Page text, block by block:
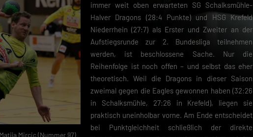
Mircic (Nummer 97)
immer weit oben erwarteten SG Schalksmühle-
Halver Dragons (28:4 Punkte) und HSG Krefeld
Niederrhein (27:7) als Erster und Zweiter an der
Aufstiegsrunde zur 2. Bundesliga teilnehmen
werden, ist beschlossene Sache. Nur die
Reihenfolge ist noch offen – und selbst das eher
theoretisch. Weil die Dragons in dieser Saison
zweimal gegen die Eagles gewonnen haben (32:26
in Schalksmühle, 27:26 in Krefeld), liegen sie
praktisch uneinholbar vorne. Am Ende entscheidet
bei Punktgleichheit schließlich der direkte